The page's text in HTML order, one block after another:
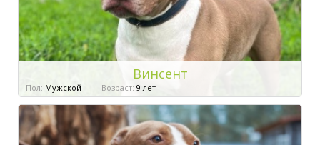
Винсент
Пол: Мужской Возраст: 9 лет